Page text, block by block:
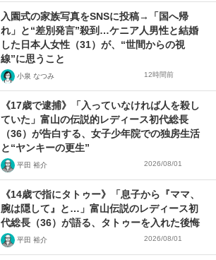
入園式の家族写真をSNSに投稿→「国へ帰
れ」と“差別発言”殺到…ケニア人男性と結婚
した日本人女性（31）が、“世間からの視
線”に思うこと
小泉 なつみ 12時間前
《17歳で逮捕》「入っていなければ人を殺し
ていた」富山の伝説的レディース初代総長
（36）が告白する、女子少年院での独房生活
と“ヤンキーの更生”
平田 裕介 2026/08/01
《14歳で指にタトゥー》「息子から『ママ、
腕は隠して』と…」富山伝説のレディース初
代総長（36）が語る、タトゥーを入れた後悔
平田 裕介 2026/08/01